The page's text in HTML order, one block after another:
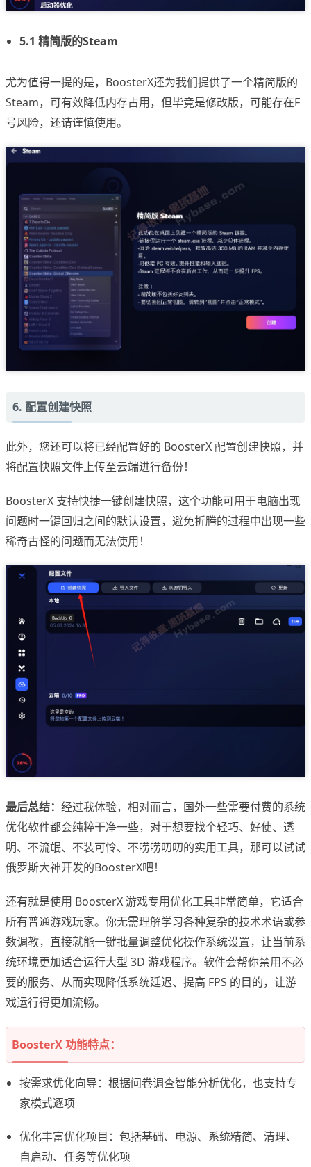
5.1 精简版的Steam
尤为值得一提的是，BoosterX还为我们提供了一个精简版的
Steam，可有效降低内存占用，但毕竟是修改版，可能存在F
号风险，还请谨慎使用。
6. 配置创建快照
此外，您还可以将已经配置好的 BoosterX 配置创建快照，并
将配置快照文件上传至云端进行备份！
BoosterX 支持快捷一键创建快照，这个功能可用于电脑出现
问题时一键回归之间的默认设置，避免折腾的过程中出现一些
稀奇古怪的问题而无法使用！
最后总结： 经过我体验，相对而言，国外一些需要付费的系统
优化软件都会纯粹干净一些，对于想要找个轻巧、好使、透
明、不流氓、不装可怜、不唠唠叨叨的实用工具，那可以试试
俄罗斯大神开发的BoosterX吧！
还有就是使用 BoosterX 游戏专用优化工具非常简单，它适合
所有普通游戏玩家。你无需理解学习各种复杂的技术术语或参
数调教，直接就能一键批量调整优化操作系统设置，让当前系
统环境更加适合运行大型 3D 游戏程序。软件会帮你禁用不必
要的服务、从而实现降低系统延迟、提高 FPS 的目的，让游
戏运行得更加流畅。
BoosterX 功能特点：
按需求优化向导：根据问卷调查智能分析优化，也支持专
家模式逐项
优化丰富优化项目：包括基础、电源、系统精简、清理、
自启动、任务等优化项